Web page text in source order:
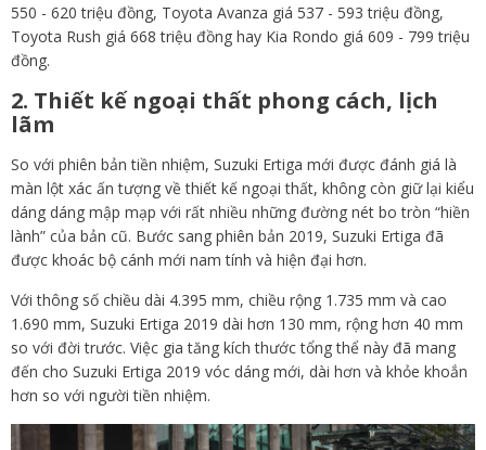
550 - 620 triệu đồng, Toyota Avanza giá 537 - 593 triệu đồng,
Toyota Rush giá 668 triệu đồng hay Kia Rondo giá 609 - 799 triệu
đồng.
2. Thiết kế ngoại thất phong cách, lịch
lãm
So với phiên bản tiền nhiệm, Suzuki Ertiga mới được đánh giá là
màn lột xác ấn tượng về thiết kế ngoại thất, không còn giữ lại kiểu
dáng dáng mập mạp với rất nhiều những đường nét bo tròn “hiền
lành” của bản cũ. Bước sang phiên bản 2019, Suzuki Ertiga đã
được khoác bộ cánh mới nam tính và hiện đại hơn.
Với thông số chiều dài 4.395 mm, chiều rộng 1.735 mm và cao
1.690 mm, Suzuki Ertiga 2019 dài hơn 130 mm, rộng hơn 40 mm
so với đời trước. Việc gia tăng kích thước tổng thể này đã mang
đến cho Suzuki Ertiga 2019 vóc dáng mới, dài hơn và khỏe khoắn
hơn so với người tiền nhiệm.